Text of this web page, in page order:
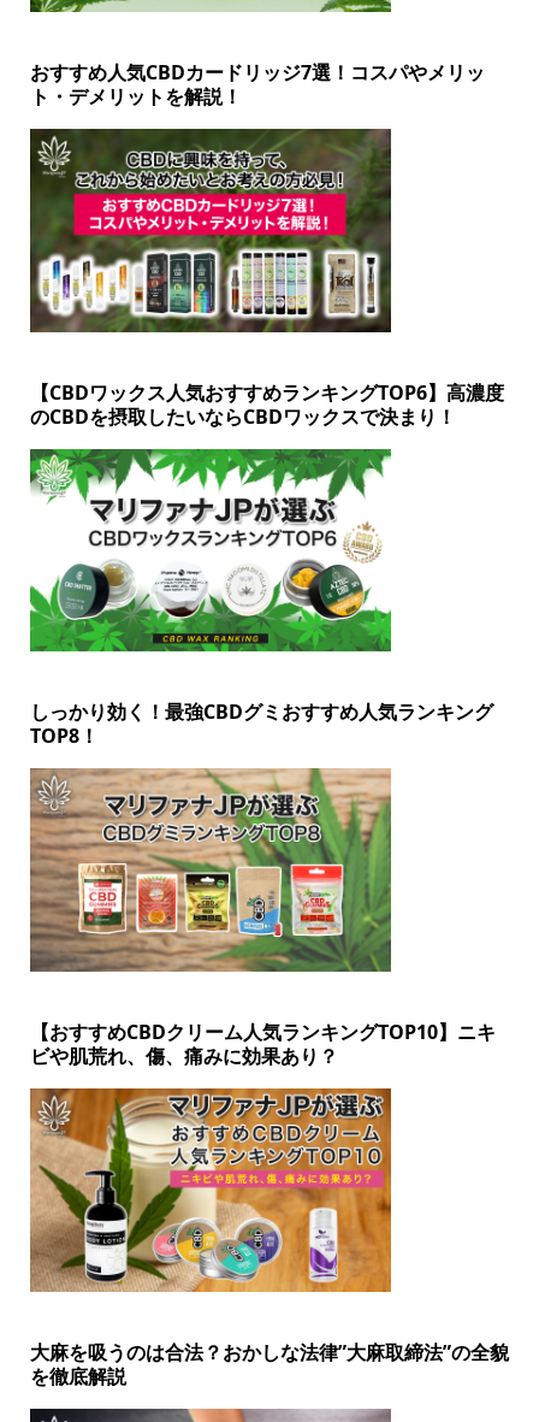
おすすめ人気CBDカードリッジ7選！コスパやメリッ
ト・デメリットを解説！
【CBDワックス人気おすすめランキングTOP6】高濃度
のCBDを摂取したいならCBDワックスで決まり！
しっかり効く！最強CBDグミおすすめ人気ランキング
TOP8！
【おすすめCBDクリーム人気ランキングTOP10】ニキ
ビや肌荒れ、傷、痛みに効果あり？
大麻を吸うのは合法？おかしな法律”大麻取締法”の全貌
を徹底解説